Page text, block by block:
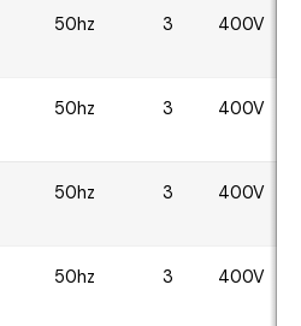
50hz 3 400V
50hz 3 400V
50hz 3 400V
50hz 3 400V